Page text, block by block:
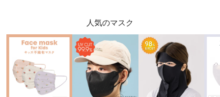
人気のマスク